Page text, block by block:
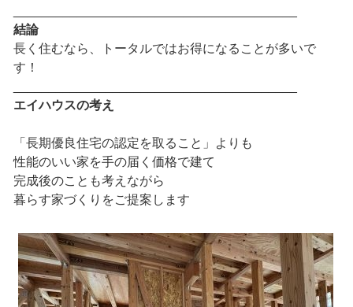
結論
長く住むなら、トータルではお得になることが多いで
す！
エイハウスの考え
「長期優良住宅の認定を取ること」よりも
性能のいい家を手の届く価格で建て
完成後のことも考えながら
暮らす家づくりをご提案します